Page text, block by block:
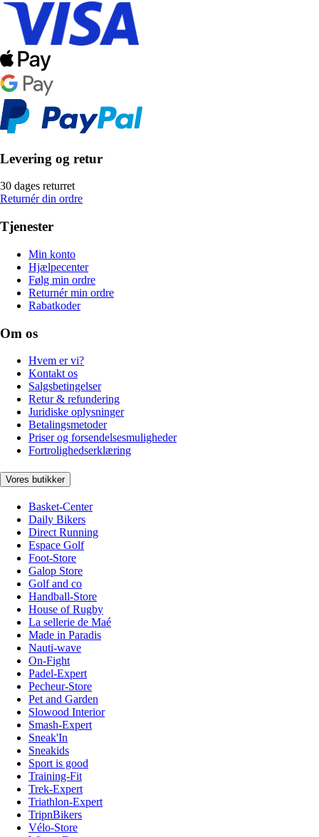
Levering og retur
30 dages returret
Returnér din ordre
Tjenester
Min konto
Hjælpecenter
Følg min ordre
Returnér min ordre
Rabatkoder
Om os
Hvem er vi?
Kontakt os
Salgsbetingelser
Retur & refundering
Juridiske oplysninger
Betalingsmetoder
Priser og forsendelsesmuligheder
Fortrolighedserklæring
Vores butikker
Basket-Center
Daily Bikers
Direct Running
Espace Golf
Foot-Store
Galop Store
Golf and co
Handball-Store
House of Rugby
La sellerie de Maé
Made in Paradis
Nauti-wave
On-Fight
Padel-Expert
Pecheur-Store
Pet and Garden
Slowood Interior
Smash-Expert
Sneak'In
Sneakids
Sport is good
Training-Fit
Trek-Expert
Triathlon-Expert
TripnBikers
Vélo-Store